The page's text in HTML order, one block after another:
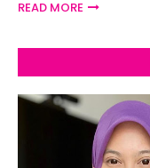
READ MORE